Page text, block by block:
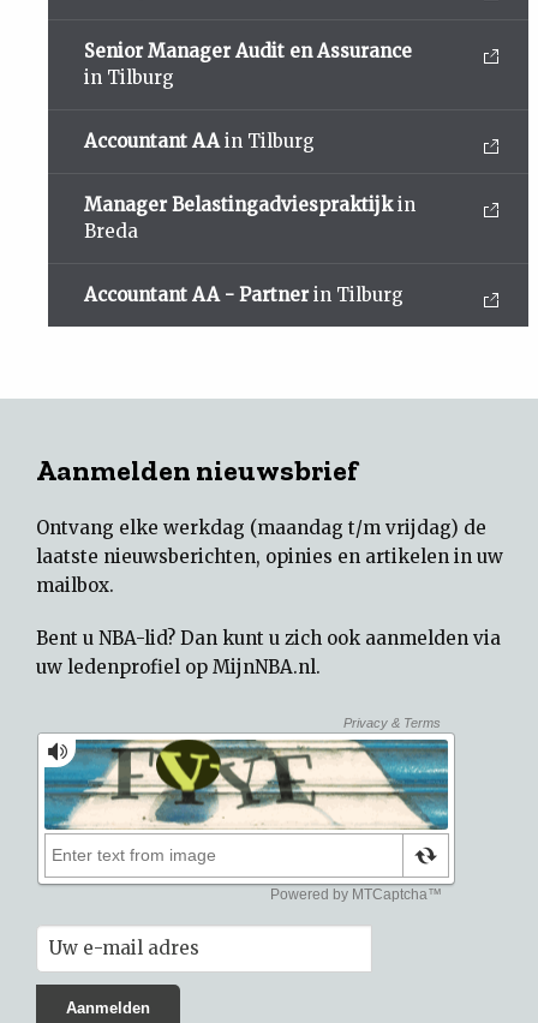
Senior Manager Audit en Assurance
in Tilburg
Accountant AA in Tilburg
Manager Belastingadviespraktijkin
Breda
Accountant AA - Partner in Tilburg
Aanmelden nieuwsbrief
Ontvang elke werkdag (maandag t/m vrijdag) de
laatste nieuwsberichten, opinies en artikelen in uw
mailbox.
Bent u NBA-lid? Dan kunt u zich ook aanmelden via
uw ledenprofiel op MijnNBA.nl.